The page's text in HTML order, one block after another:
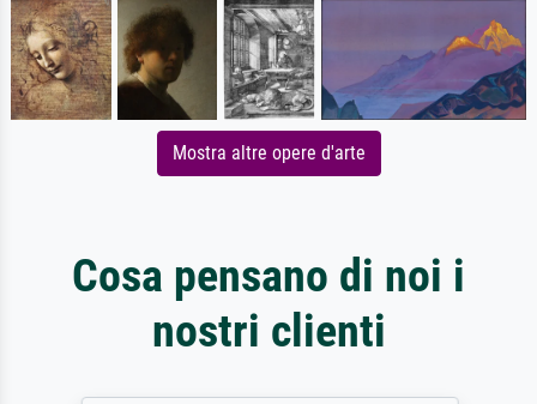
Mostra altre opere d'arte
Cosa pensano di noi i
nostri clienti